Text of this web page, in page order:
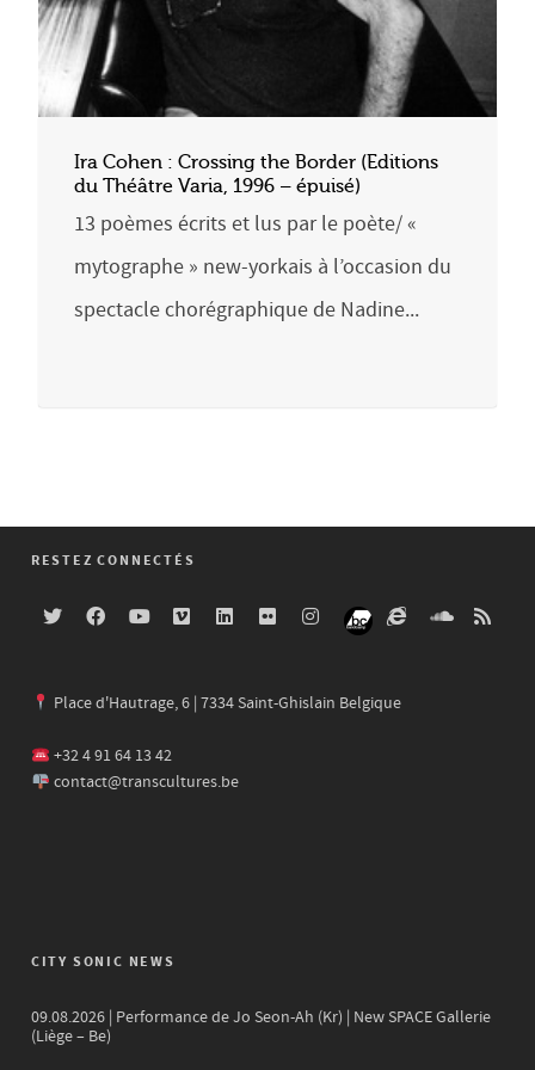
Ira Cohen : Crossing the Border (Editions
du Théâtre Varia, 1996 – épuisé)
13 poèmes écrits et lus par le poète/ «
mytographe » new-yorkais à l’occasion du
spectacle chorégraphique de Nadine...
RESTEZ CONNECTÉS
Place d'Hautrage, 6 | 7334 Saint-Ghislain Belgique
+32 4 91 64 13 42
contact@transcultures.be
CITY SONIC NEWS
09.08.2026 | Performance de Jo Seon-Ah (Kr) | New SPACE Gallerie
(Liège – Be)